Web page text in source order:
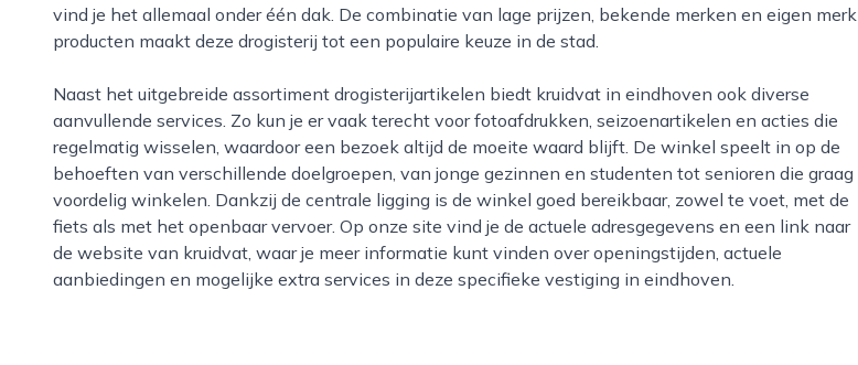
vind je het allemaal onder één dak. De combinatie van lage prijzen, bekende merken en eigen merk
producten maakt deze drogisterij tot een populaire keuze in de stad.
Naast het uitgebreide assortiment drogisterijartikelen biedt kruidvat in eindhoven ook diverse
aanvullende services. Zo kun je er vaak terecht voor fotoafdrukken, seizoenartikelen en acties die
regelmatig wisselen, waardoor een bezoek altijd de moeite waard blijft. De winkel speelt in op de
behoeften van verschillende doelgroepen, van jonge gezinnen en studenten tot senioren die graag
voordelig winkelen. Dankzij de centrale ligging is de winkel goed bereikbaar, zowel te voet, met de
fiets als met het openbaar vervoer. Op onze site vind je de actuele adresgegevens en een link naar
de website van kruidvat, waar je meer informatie kunt vinden over openingstijden, actuele
aanbiedingen en mogelijke extra services in deze specifieke vestiging in eindhoven.